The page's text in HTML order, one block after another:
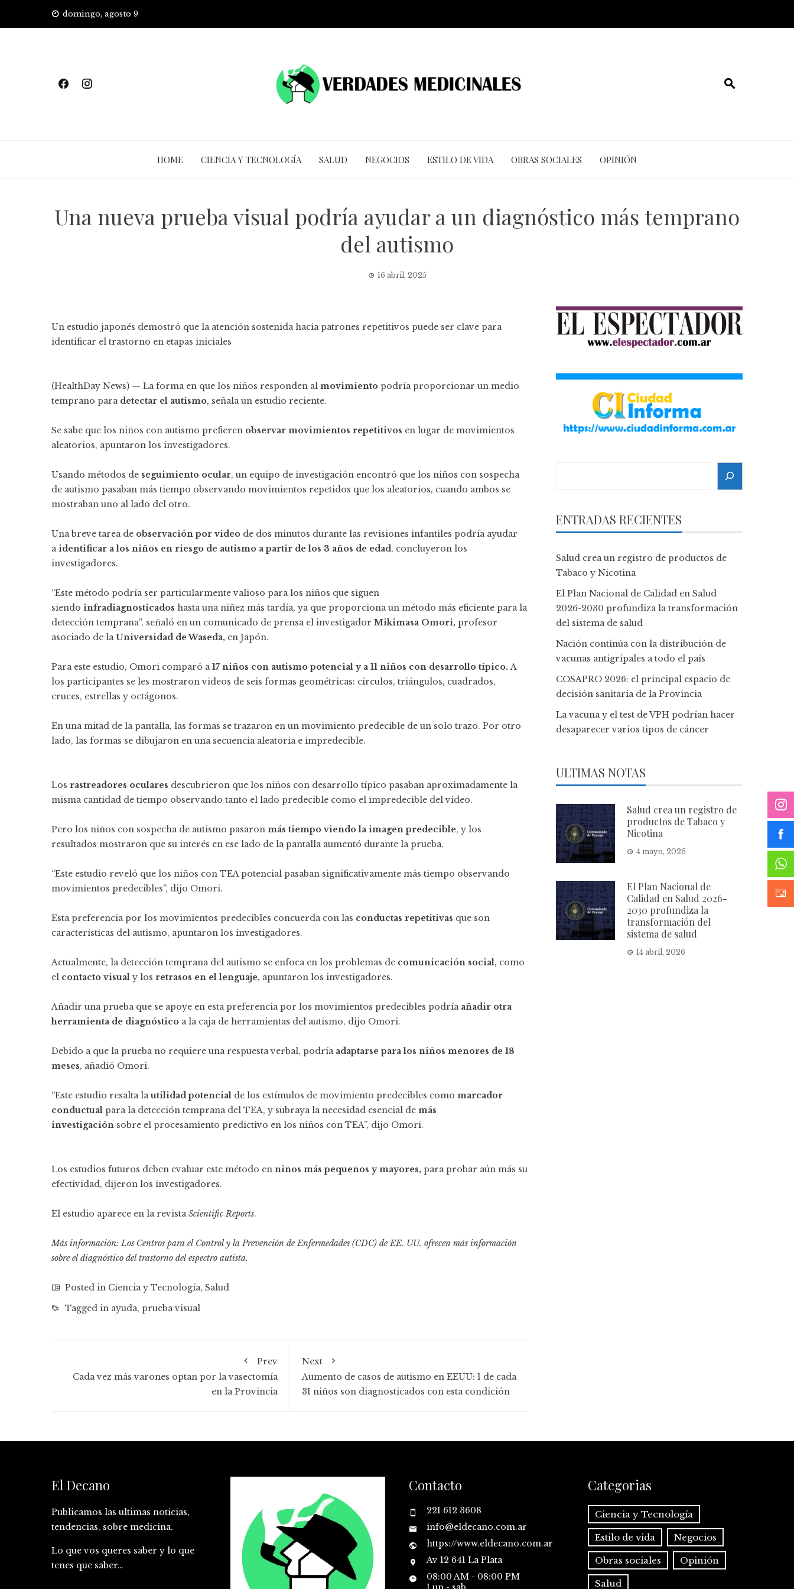
domingo, agosto 9
HOME CIENCIA Y TECNOLOGÍA SALUD NEGOCIOS ESTILO DE VIDA OBRAS SOCIALES OPINIÓN
Una nueva prueba visual podría ayudar a un diagnóstico más temprano
del autismo
16 abril, 2025
Un estudio japonés demostró que la atención sostenida hacia patrones repetitivos puede ser clave para
identificar el trastorno en etapas iniciales
(HealthDay News) — La forma en que los niños responden al movimiento podría proporcionar un medio
temprano para detectar el autismo, señala un estudio reciente.
Se sabe que los niños con autismo prefieren observar movimientos repetitivos en lugar de movimientos
aleatorios, apuntaron los investigadores.
Usando métodos de seguimiento ocular, un equipo de investigación encontró que los niños con sospecha
de autismo pasaban más tiempo observando movimientos repetidos que los aleatorios, cuando ambos se
mostraban uno al lado del otro.
Una breve tarea de observación por video de dos minutos durante las revisiones infantiles podría ayudar
aidentificar a los niños en riesgo de autismo a partir de los 3 años de edad, concluyeron los
investigadores.
“Este método podría ser particularmente valioso para los niños que siguen
siendo infradiagnosticados hasta una niñez más tardía, ya que proporciona un método más eficiente para la
detección temprana”, señaló en un comunicado de prensa el investigador Mikimasa Omori, profesor
asociado de laUniversidad de Waseda, en Japón.
Para este estudio, Omori comparó a17 niños con autismo potencial y a 11 niños con desarrollo típico. A
los participantes se les mostraron videos de seis formas geométricas: círculos, triángulos, cuadrados,
cruces, estrellas y octágonos.
En una mitad de la pantalla, las formas se trazaron en un movimiento predecible de un solo trazo. Por otro
lado, las formas se dibujaron en una secuencia aleatoria e impredecible.
Los rastreadores oculares descubrieron que los niños con desarrollo típico pasaban aproximadamente la
misma cantidad de tiempo observando tanto el lado predecible como el impredecible del video.
Pero los niños con sospecha de autismo pasaron más tiempo viendo la imagen predecible, y los
resultados mostraron que su interés en ese lado de la pantalla aumentó durante la prueba.
“Este estudio reveló que los niños con TEA potencial pasaban significativamente más tiempo observando
movimientos predecibles”, dijo Omori.
Esta preferencia por los movimientos predecibles concuerda con las conductas repetitivas que son
características del autismo, apuntaron los investigadores.
Actualmente, la detección temprana del autismo se enfoca en los problemas de comunicación social, como
el contacto visual y los retrasos en el lenguaje, apuntaron los investigadores.
Añadir una prueba que se apoye en esta preferencia por los movimientos predecibles podríaañadir otra
herramienta de diagnóstico a la caja de herramientas del autismo, dijo Omori.
Debido a que la prueba no requiere una respuesta verbal, podría adaptarse para los niños menores de 18
meses, añadió Omori.
“Este estudio resalta lautilidad potencial de los estímulos de movimiento predecibles como marcador
conductual para la detección temprana del TEA, y subraya la necesidad esencial de más
investigación sobre el procesamiento predictivo en los niños con TEA”, dijo Omori.
Los estudios futuros deben evaluar este método en niños más pequeños y mayores, para probar aún más su
efectividad, dijeron los investigadores.
El estudio aparece en la revistaScientific Reports.
Más información: Los Centros para el Control y la Prevención de Enfermedades (CDC) de EE. UU. ofrecen más información
sobre el diagnóstico del trastorno del espectro autista.
Posted in Ciencia y Tecnología, Salud
Tagged in ayuda, prueba visual
Prev
Cada vez más varones optan por la vasectomía
en la Provincia
Next
Aumento de casos de autismo en EEUU: 1 de cada
31 niños son diagnosticados con esta condición
ENTRADAS RECIENTES
Salud crea un registro de productos de
Tabaco y Nicotina
El Plan Nacional de Calidad en Salud
2026-2030 profundiza la transformación
del sistema de salud
Nación continúa con la distribución de
vacunas antigripales a todo el país
COSAPRO 2026: el principal espacio de
decisión sanitaria de la Provincia
La vacuna y el test de VPH podrían hacer
desaparecer varios tipos de cáncer
ULTIMAS NOTAS
Salud crea un registro de
productos de Tabaco y
Nicotina
4 mayo, 2026
El Plan Nacional de
Calidad en Salud 2026-
2030 profundiza la
transformación del
sistema de salud
14 abril, 2026
El Decano
Publicamos las ultimas noticias,
tendencias, sobre medicina.
Lo que vos queres saber y lo que
tenes que saber…
Contacto
221 612 3608
info@eldecano.com.ar
https://www.eldecano.com.ar
Av 12 641 La Plata
08:00 AM - 08:00 PM
Categorias
Ciencia y Tecnología
Estilo de vida Negocios
Obras sociales Opinión
Salud